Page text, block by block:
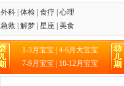
外科 体检 食疗
心理
急救 解梦 星座 美食
1-3月宝宝
4-6月大宝宝
7-9月宝宝
10-12月宝宝